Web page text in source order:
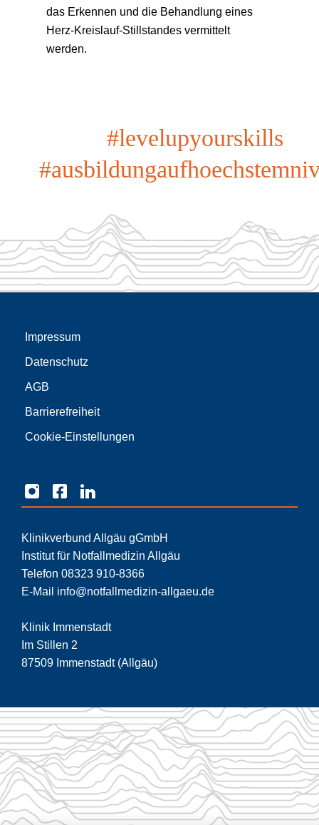
das Erkennen und die Behandlung eines
Herz-Kreislauf-Stillstandes vermittelt
werden.
#levelupyourskills
Impressum
Datenschutz
AGB
Barrierefreiheit
Cookie-Einstellungen
Klinikverbund Allgäu gGmbH
Institut für Notfallmedizin Allgäu
Telefon 08323 910-8366
E-Mail info@notfallmedizin-allgaeu.de
Klinik Immenstadt
Im Stillen 2
87509 Immenstadt (Allgäu)